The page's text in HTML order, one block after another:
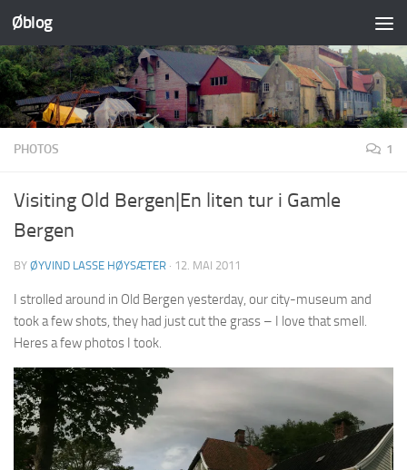
Skip to content
Øblog
PHOTOS 1
Visiting Old Bergen|En liten tur i Gamle
Bergen
BY ØYVIND LASSE HØYSÆTER · 12. MAI 2011
I strolled around in Old Bergen yesterday, our city-museum and
took a few shots, they had just cut the grass – I love that smell.
Heres a few photos I took.